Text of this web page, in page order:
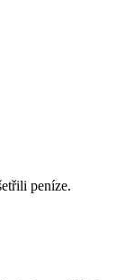
peníze.